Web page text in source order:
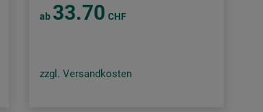
ab 33.70 CHF
zzgl. Versandkosten